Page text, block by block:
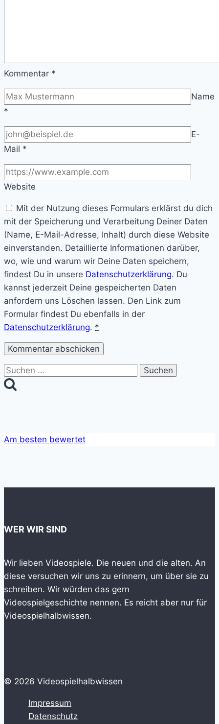
Kommentar *
Name
*
E-
Mail *
Website
Mit der Nutzung dieses Formulars erklärst du dich
mit der Speicherung und Verarbeitung Deiner Daten
(Name, E-Mail-Adresse, Inhalt) durch diese Website
einverstanden. Detaillierte Informationen darüber,
wo, wie und warum wir Deine Daten speichern,
findest Du in unsere Datenschutzerklärung. Du
kannst jederzeit Deine gespeicherten Daten
anfordern uns Löschen lassen. Den Link zum
Formular findest Du ebenfalls in der
Datenschutzerklärung. *
Suchen
nach:
Am besten bewertet
WER WIR SIND
Wir lieben Videospiele. Die neuen und die alten. An
diese versuchen wir uns zu erinnern, um über sie zu
schreiben. Wir würden das gern
Videospielgeschichte nennen. Es reicht aber nur für
Videospielhalbwissen.
© 2026 Videospielhalbwissen
Impressum
Datenschutz